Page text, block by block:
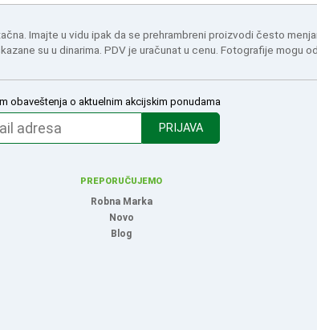
Imajte u vidu ipak da se prehrambreni proizvodi često
su u dinarima. PDV je uračunat u cenu. Fotografije mogu
obaveštenja o aktuelnim akcijskim ponudama
PRIJAVA
PREPORUČUJEMO
Robna Marka
Novo
Blog